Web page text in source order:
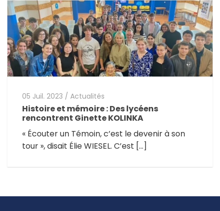
05 Juil. 2023 / Actualités
Histoire et mémoire : Des lycéens
rencontrent Ginette KOLINKA
« Écouter un Témoin, c’est le devenir à son
tour », disait Élie WIESEL. C’est […]